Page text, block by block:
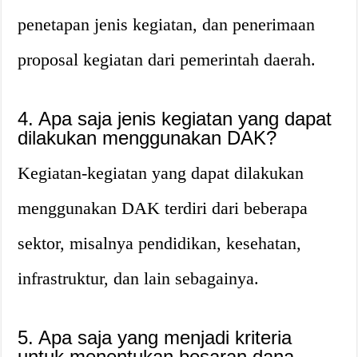
penetapan jenis kegiatan, dan penerimaan
proposal kegiatan dari pemerintah daerah.
4. Apa saja jenis kegiatan yang dapat
dilakukan menggunakan DAK?
Kegiatan-kegiatan yang dapat dilakukan
menggunakan DAK terdiri dari beberapa
sektor, misalnya pendidikan, kesehatan,
infrastruktur, dan lain sebagainya.
5. Apa saja yang menjadi kriteria